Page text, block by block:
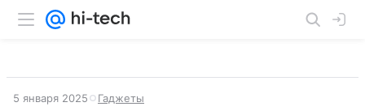
5 января 2025 Гаджеты